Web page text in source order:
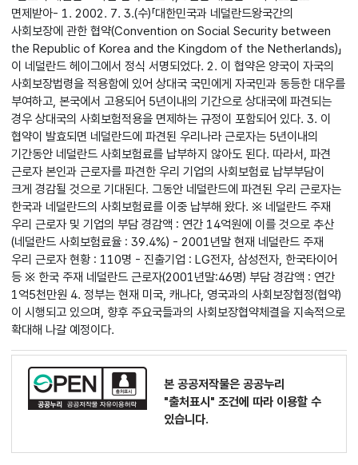
면제받아- 1. 2002. 7. 3.(수)「대한민국과 네덜란드왕국간의
사회보장에 관한 협약(Convention on Social Security between
the Republic of Korea and the Kingdom of the Netherlands)」
이 네덜란드 헤이그에서 정식 서명되었다. 2. 이 협약은 양국이 자국의
사회보장법령을 적용함에 있어 상대국 국민에게 자국민과 동등한 대우를
부여하고, 본국에서 고용되어 5년이내의 기간으로 상대국에 파견되는
경우 상대국의 사회보험적용을 면제하는 규정이 포함되어 있다. 3. 이
협약이 발효되면 네덜란드에 파견된 우리나라 근로자는 5년이내의
기간동안 네덜란드 사회보험료를 납부하지 않아도 된다. 따라서, 파견
근로자 본인과 근로자를 파견한 우리 기업의 사회보험료 납부부담이
크게 경감될 것으로 기대된다. 그동안 네덜란드에 파견된 우리 근로자는
한국과 네덜란드의 사회보험료를 이중 납부해 왔다. ※ 네덜란드 주재
우리 근로자 및 기업의 부담 경감액 : 연간 14억원에 이를 것으로 추산
(네덜란드 사회보험료율 : 39.4%) - 2001년말 현재 네덜란드 주재
우리 근로자 현황 : 110명 - 진출기업 : LG전자, 삼성전자, 한국타이어
등 ※ 한국 주재 네덜란드 근로자(2001년말:46명) 부담 경감액 : 연간
1억5천만원 4. 정부는 현재 미국, 캐나다, 영국과의 사회보장협정(협약)
이 시행되고 있으며, 향후 주요국들과의 사회보장협약체결을 지속적으로
확대해 나갈 예정이다.
본 공공저작물은 공공누리
"출처표시" 조건에 따라 이용할 수
있습니다.